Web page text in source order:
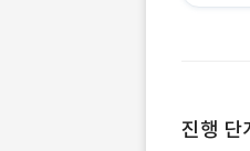
진행 단